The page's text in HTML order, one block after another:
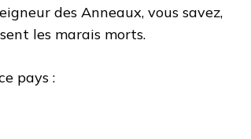
des Anneaux, vous savez,
les marais morts.
pays :